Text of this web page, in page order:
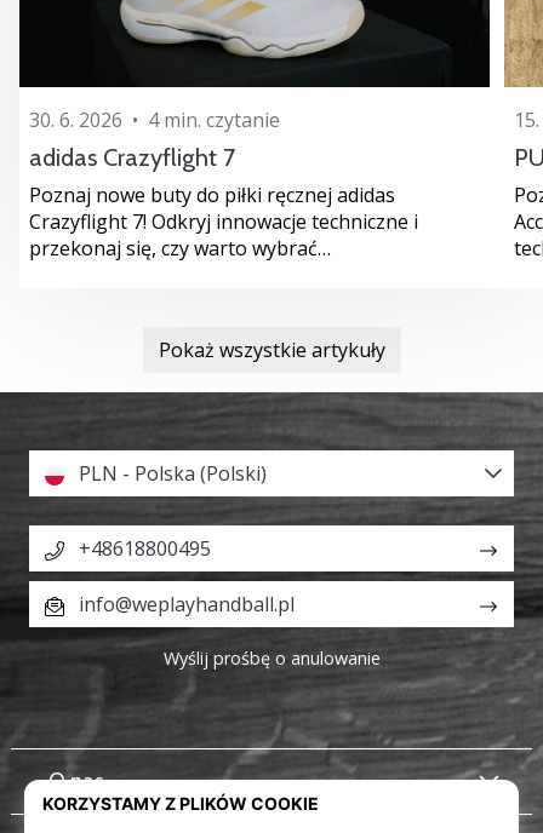
30. 6. 2026 • 4 min. czytanie
adidas Crazyflight 7
Poznaj nowe buty do piłki ręcznej adidas
Crazyflight 7! Odkryj innowacje techniczne i
przekonaj się, czy warto wybrać…
Pokaż wszystkie artykuły
O nas
PLN - Polska (Polski)
+48618800495
info@weplayhandball.pl
Wyślij prośbę o anulowanie